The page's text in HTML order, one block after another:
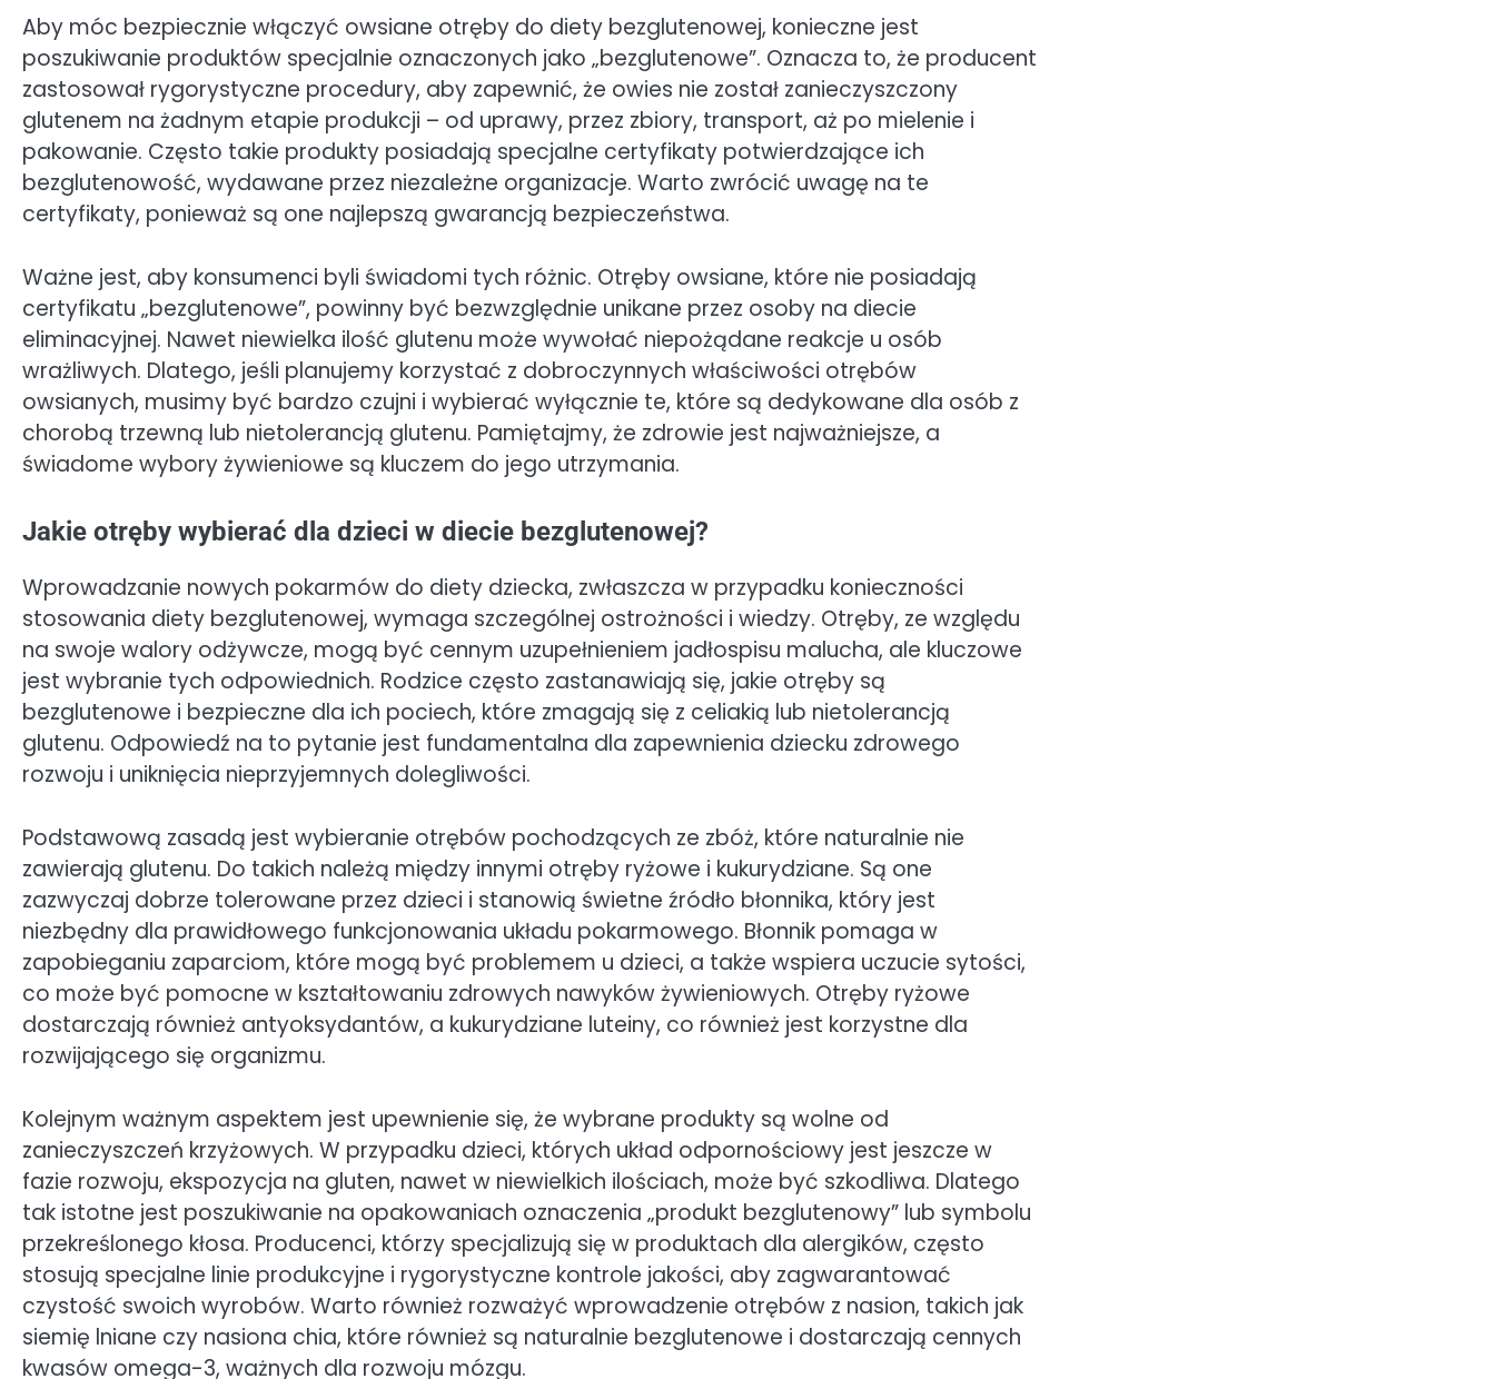
Aby móc bezpiecznie włączyć owsiane otręby do diety bezglutenowej, konieczne jest
poszukiwanie produktów specjalnie oznaczonych jako „bezglutenowe”. Oznacza to, że producent
zastosował rygorystyczne procedury, aby zapewnić, że owies nie został zanieczyszczony
glutenem na żadnym etapie produkcji – od uprawy, przez zbiory, transport, aż po mielenie i
pakowanie. Często takie produkty posiadają specjalne certyfikaty potwierdzające ich
bezglutenowość, wydawane przez niezależne organizacje. Warto zwrócić uwagę na te
certyfikaty, ponieważ są one najlepszą gwarancją bezpieczeństwa.
Ważne jest, aby konsumenci byli świadomi tych różnic. Otręby owsiane, które nie posiadają
certyfikatu „bezglutenowe”, powinny być bezwzględnie unikane przez osoby na diecie
eliminacyjnej. Nawet niewielka ilość glutenu może wywołać niepożądane reakcje u osób
wrażliwych. Dlatego, jeśli planujemy korzystać z dobroczynnych właściwości otrębów
owsianych, musimy być bardzo czujni i wybierać wyłącznie te, które są dedykowane dla osób z
chorobą trzewną lub nietolerancją glutenu. Pamiętajmy, że zdrowie jest najważniejsze, a
świadome wybory żywieniowe są kluczem do jego utrzymania.
Jakie otręby wybierać dla dzieci w diecie bezglutenowej?
Wprowadzanie nowych pokarmów do diety dziecka, zwłaszcza w przypadku konieczności
stosowania diety bezglutenowej, wymaga szczególnej ostrożności i wiedzy. Otręby, ze względu
na swoje walory odżywcze, mogą być cennym uzupełnieniem jadłospisu malucha, ale kluczowe
jest wybranie tych odpowiednich. Rodzice często zastanawiają się, jakie otręby są
bezglutenowe i bezpieczne dla ich pociech, które zmagają się z celiakią lub nietolerancją
glutenu. Odpowiedź na to pytanie jest fundamentalna dla zapewnienia dziecku zdrowego
rozwoju i uniknięcia nieprzyjemnych dolegliwości.
Podstawową zasadą jest wybieranie otrębów pochodzących ze zbóż, które naturalnie nie
zawierają glutenu. Do takich należą między innymi otręby ryżowe i kukurydziane. Są one
zazwyczaj dobrze tolerowane przez dzieci i stanowią świetne źródło błonnika, który jest
niezbędny dla prawidłowego funkcjonowania układu pokarmowego. Błonnik pomaga w
zapobieganiu zaparciom, które mogą być problemem u dzieci, a także wspiera uczucie sytości,
co może być pomocne w kształtowaniu zdrowych nawyków żywieniowych. Otręby ryżowe
dostarczają również antyoksydantów, a kukurydziane luteiny, co również jest korzystne dla
rozwijającego się organizmu.
Kolejnym ważnym aspektem jest upewnienie się, że wybrane produkty są wolne od
zanieczyszczeń krzyżowych. W przypadku dzieci, których układ odpornościowy jest jeszcze w
fazie rozwoju, ekspozycja na gluten, nawet w niewielkich ilościach, może być szkodliwa. Dlatego
tak istotne jest poszukiwanie na opakowaniach oznaczenia „produkt bezglutenowy” lub symbolu
przekreślonego kłosa. Producenci, którzy specjalizują się w produktach dla alergików, często
stosują specjalne linie produkcyjne i rygorystyczne kontrole jakości, aby zagwarantować
czystość swoich wyrobów. Warto również rozważyć wprowadzenie otrębów z nasion, takich jak
siemię lniane czy nasiona chia, które również są naturalnie bezglutenowe i dostarczają cennych
kwasów omega-3, ważnych dla rozwoju mózgu.